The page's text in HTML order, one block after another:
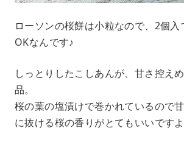
ローソンの桜餅は小粒なので、2個入
OKなんです♪
しっとりしたこしあんが、甘さ控え
品。
桜の葉の塩漬けで巻かれているので
に抜ける桜の香りがとてもいいです